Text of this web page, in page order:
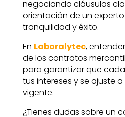
negociando cláusulas
orientación de un
tranquilidad y éxito.
En Laboralytec,
de los contratos
para garantizar que
tus intereses y se ajuste
vigente.
¿Tienes dudas sobre un